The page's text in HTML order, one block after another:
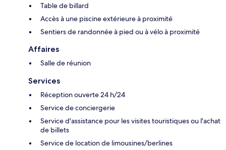
Table de billard
Accès à une piscine extérieure à proximité
Sentiers de randonnée à pied ou à vélo à proximité
Affaires
Salle de réunion
Services
Réception ouverte 24 h/24
Service de conciergerie
Service d'assistance pour les visites touristiques ou l'achat
de billets
Service de location de limousines/berlines